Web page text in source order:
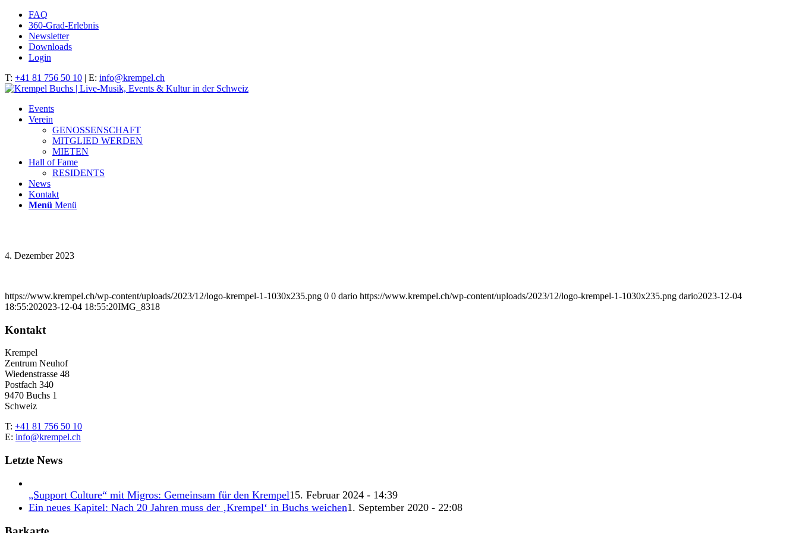
FAQ
360-Grad-Erlebnis
Newsletter
Downloads
Login
T: +41 81 756 50 10 | E: info@krempel.ch
Events
Verein
GENOSSENSCHAFT
MITGLIED WERDEN
MIETEN
Hall of Fame
RESIDENTS
News
Kontakt
Menü Menü
4. Dezember 2023
https://www.krempel.ch/wp-content/uploads/2023/12/logo-krempel-1-1030x235.png 0 0 dario https://www.krempel.ch/wp-content/uploads/2023/12/logo-krempel-1-1030x235.png dario2023-12-04
18:55:202023-12-04 18:55:20IMG_8318
Kontakt
Krempel
Zentrum Neuhof
Wiedenstrasse 48
Postfach 340
9470 Buchs 1
Schweiz
T: +41 81 756 50 10
E: info@krempel.ch
Letzte News
„Support Culture“ mit Migros: Gemeinsam für den Krempel15. Februar 2024 - 14:39
Ein neues Kapitel: Nach 20 Jahren muss der ‚Krempel‘ in Buchs weichen1. September 2020 - 22:08